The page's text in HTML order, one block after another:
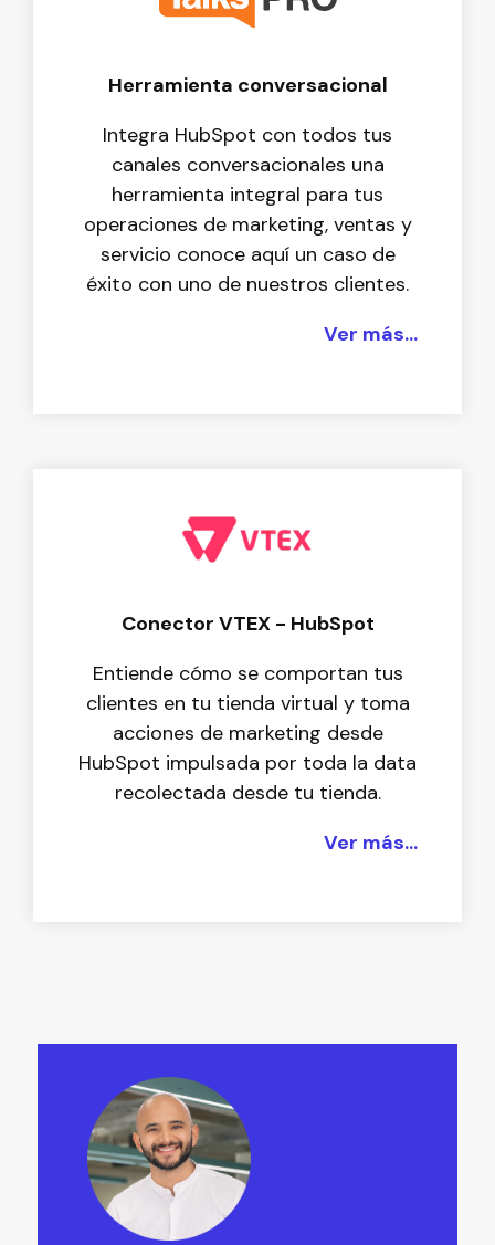
Herramienta conversacional
Integra HubSpot con todos tus
canales conversacionales una
herramienta integral para tus
operaciones de marketing, ventas y
servicio conoce aquí un caso de
éxito con uno de nuestros clientes.
Ver más...
Conector VTEX - HubSpot
Entiende cómo se comportan tus
clientes en tu tienda virtual y toma
acciones de marketing desde
HubSpot impulsada por toda la data
recolectada desde tu tienda.
Ver más...